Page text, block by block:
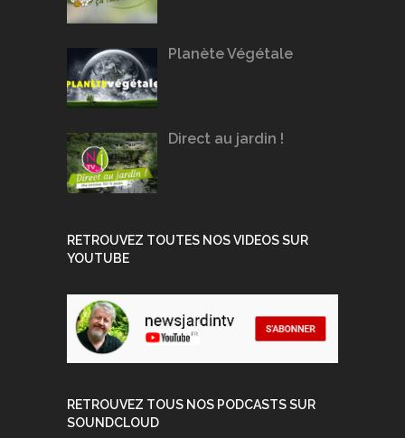
Planète Végétale
Direct au jardin !
RETROUVEZ TOUTES NOS VIDEOS SUR
YOUTUBE
RETROUVEZ TOUS NOS PODCASTS SUR
SOUNDCLOUD